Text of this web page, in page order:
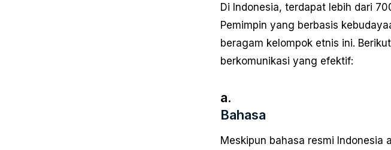
Di Indonesia, terdapat lebih dari
Pemimpin yang berbasis
beragam kelompok etnis ini.
berkomunikasi yang efektif:
a.
Bahasa
Meskipun bahasa resmi Indonesia